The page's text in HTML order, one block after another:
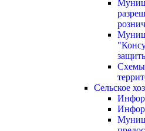
Схемы
Сельское